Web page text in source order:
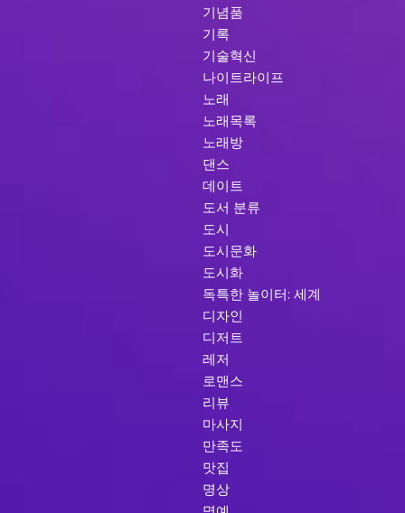
기념품
기록
기술혁신
나이트라이프
노래
노래목록
노래방
댄스
데이트
도서 분류
도시
도시문화
도시화
독특한 놀이터: 세계
디자인
디저트
레저
로맨스
리뷰
마사지
만족도
맛집
명상